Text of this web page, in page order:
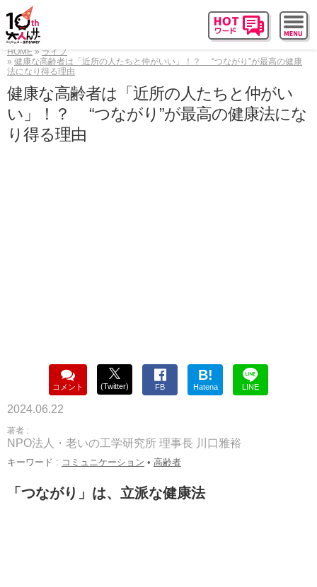
HOME
ライフ
健康な高齢者は「近所の人たちと仲がいい」！？ “つながり”が最高の健康
法になり得る理由
健康な高齢者は「近所の人たちと仲がい
い」！？ “つながり”が最高の健康法にな
り得る理由
コメント (Twitter) FB
B!
Hatena LINE
2024.06.22
著者 :
NPO法人・老いの工学研究所 理事長 川口雅裕
キーワード : コミュニケーション • 高齢者
「つながり」は、立派な健康法